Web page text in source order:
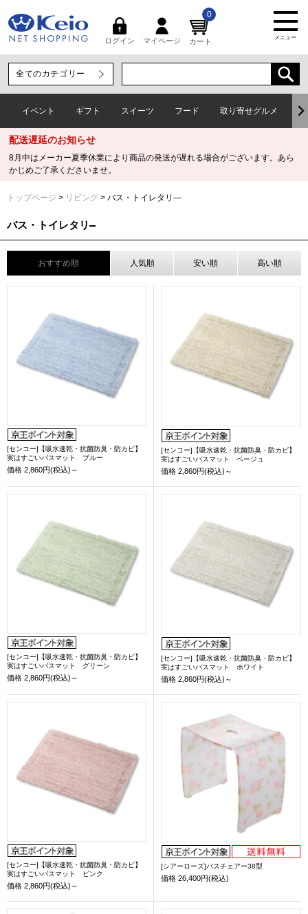
ログイン マイページ カート
0
メニュー
イベント ギフト スイーツ フード 取り寄せグルメ
配送遅延のお知らせ
8月中はメーカー夏季休業により商品の発送が遅れる場合がございます。あら
かじめご了承くださいませ。
トップページ リビング バス・トイレタリ―
バス・トイレタリ―
おすすめ順 人気順 安い順 高い順
[センコー]【吸水速乾・抗菌防臭・防カビ】
実はすごいバスマット ブルー
価格 2,860円(税込)～
[センコー]【吸水速乾・抗菌防臭・防カビ】
実はすごいバスマット ベージュ
価格 2,860円(税込)～
[センコー]【吸水速乾・抗菌防臭・防カビ】
実はすごいバスマット グリーン
価格 2,860円(税込)～
[センコー]【吸水速乾・抗菌防臭・防カビ】
実はすごいバスマット ホワイト
価格 2,860円(税込)～
[センコー]【吸水速乾・抗菌防臭・防カビ】
実はすごいバスマット ピンク
価格 2,860円(税込)～
[シアーローズ]バスチェアー38型
価格 26,400円(税込)